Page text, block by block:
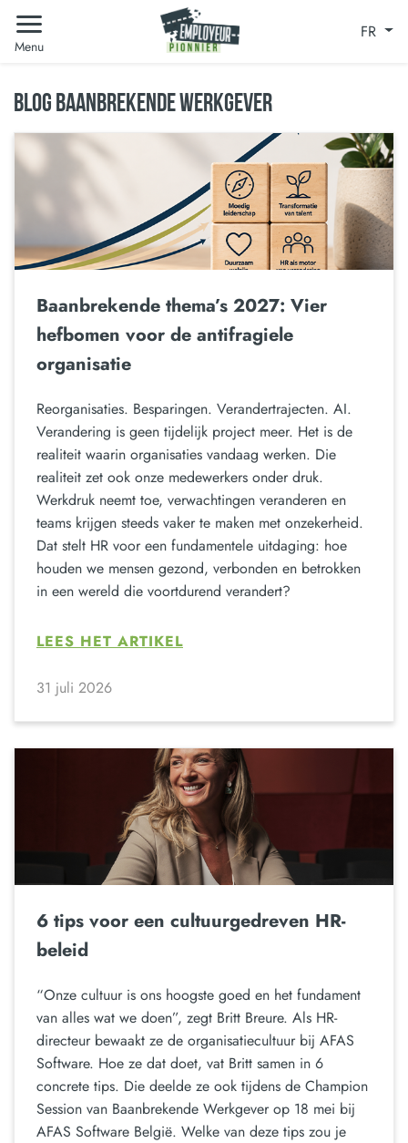
Menu
FR
BLOG BAANBREKENDE WERKGEVER
Baanbrekende thema’s 2027: Vier
hefbomen voor de antifragiele
organisatie
Reorganisaties. Besparingen. Verandertrajecten. AI.
Verandering is geen tijdelijk project meer. Het is de
realiteit waarin organisaties vandaag werken. Die
realiteit zet ook onze medewerkers onder druk.
Werkdruk neemt toe, verwachtingen veranderen en
teams krijgen steeds vaker te maken met onzekerheid.
Dat stelt HR voor een fundamentele uitdaging: hoe
houden we mensen gezond, verbonden en betrokken
in een wereld die voortdurend verandert?
LEES HET ARTIKEL
31 juli 2026
6 tips voor een cultuurgedreven HR-
beleid
“Onze cultuur is ons hoogste goed en het fundament
van alles wat we doen”, zegt Britt Breure. Als HR-
directeur bewaakt ze de organisatiecultuur bij AFAS
Software. Hoe ze dat doet, vat Britt samen in 6
concrete tips. Die deelde ze ook tijdens de Champion
Session van Baanbrekende Werkgever op 18 mei bij
AFAS Software België. Welke van deze tips zou je